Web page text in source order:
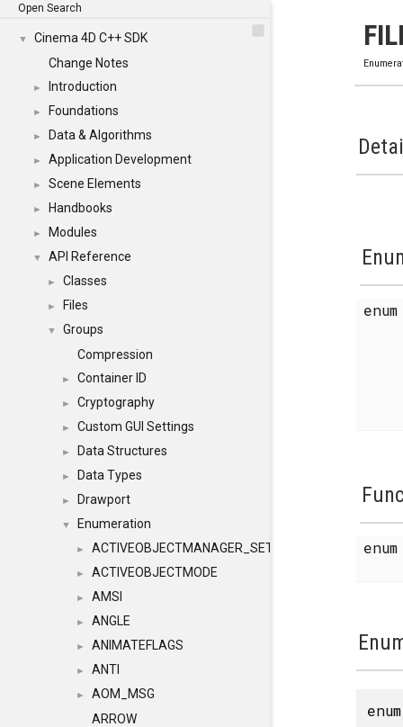
Open Search
▼
Cinema 4D C++ SDK
Change Notes
► Introduction
► Foundations
► Data & Algorithms
► Application Development
► Scene Elements
► Handbooks
► Modules
▼ API Reference
► Classes
► Files
▼
Groups
Compression
► Container ID
► Cryptography
► Custom GUI Settings
► Data Structures
► Data Types
► Drawport
▼ Enumeration
► ACTIVEOBJECTMANAGER_SETOBJECTS
► ACTIVEOBJECTMODE
► AMSI
► ANGLE
► ANIMATEFLAGS
► ANTI
►
AOM_MSG
ARROW